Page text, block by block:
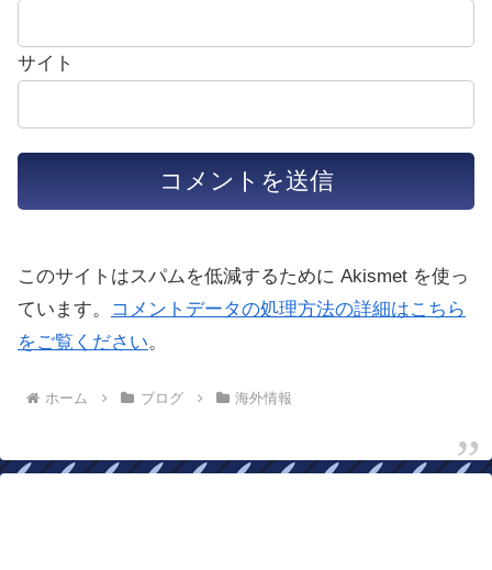
サイト
このサイトはスパムを低減するために Akismet を使っ
ています。
コメントデータの処理方法の詳細はこちら
をご覧ください。
ホーム ブログ 海外情報